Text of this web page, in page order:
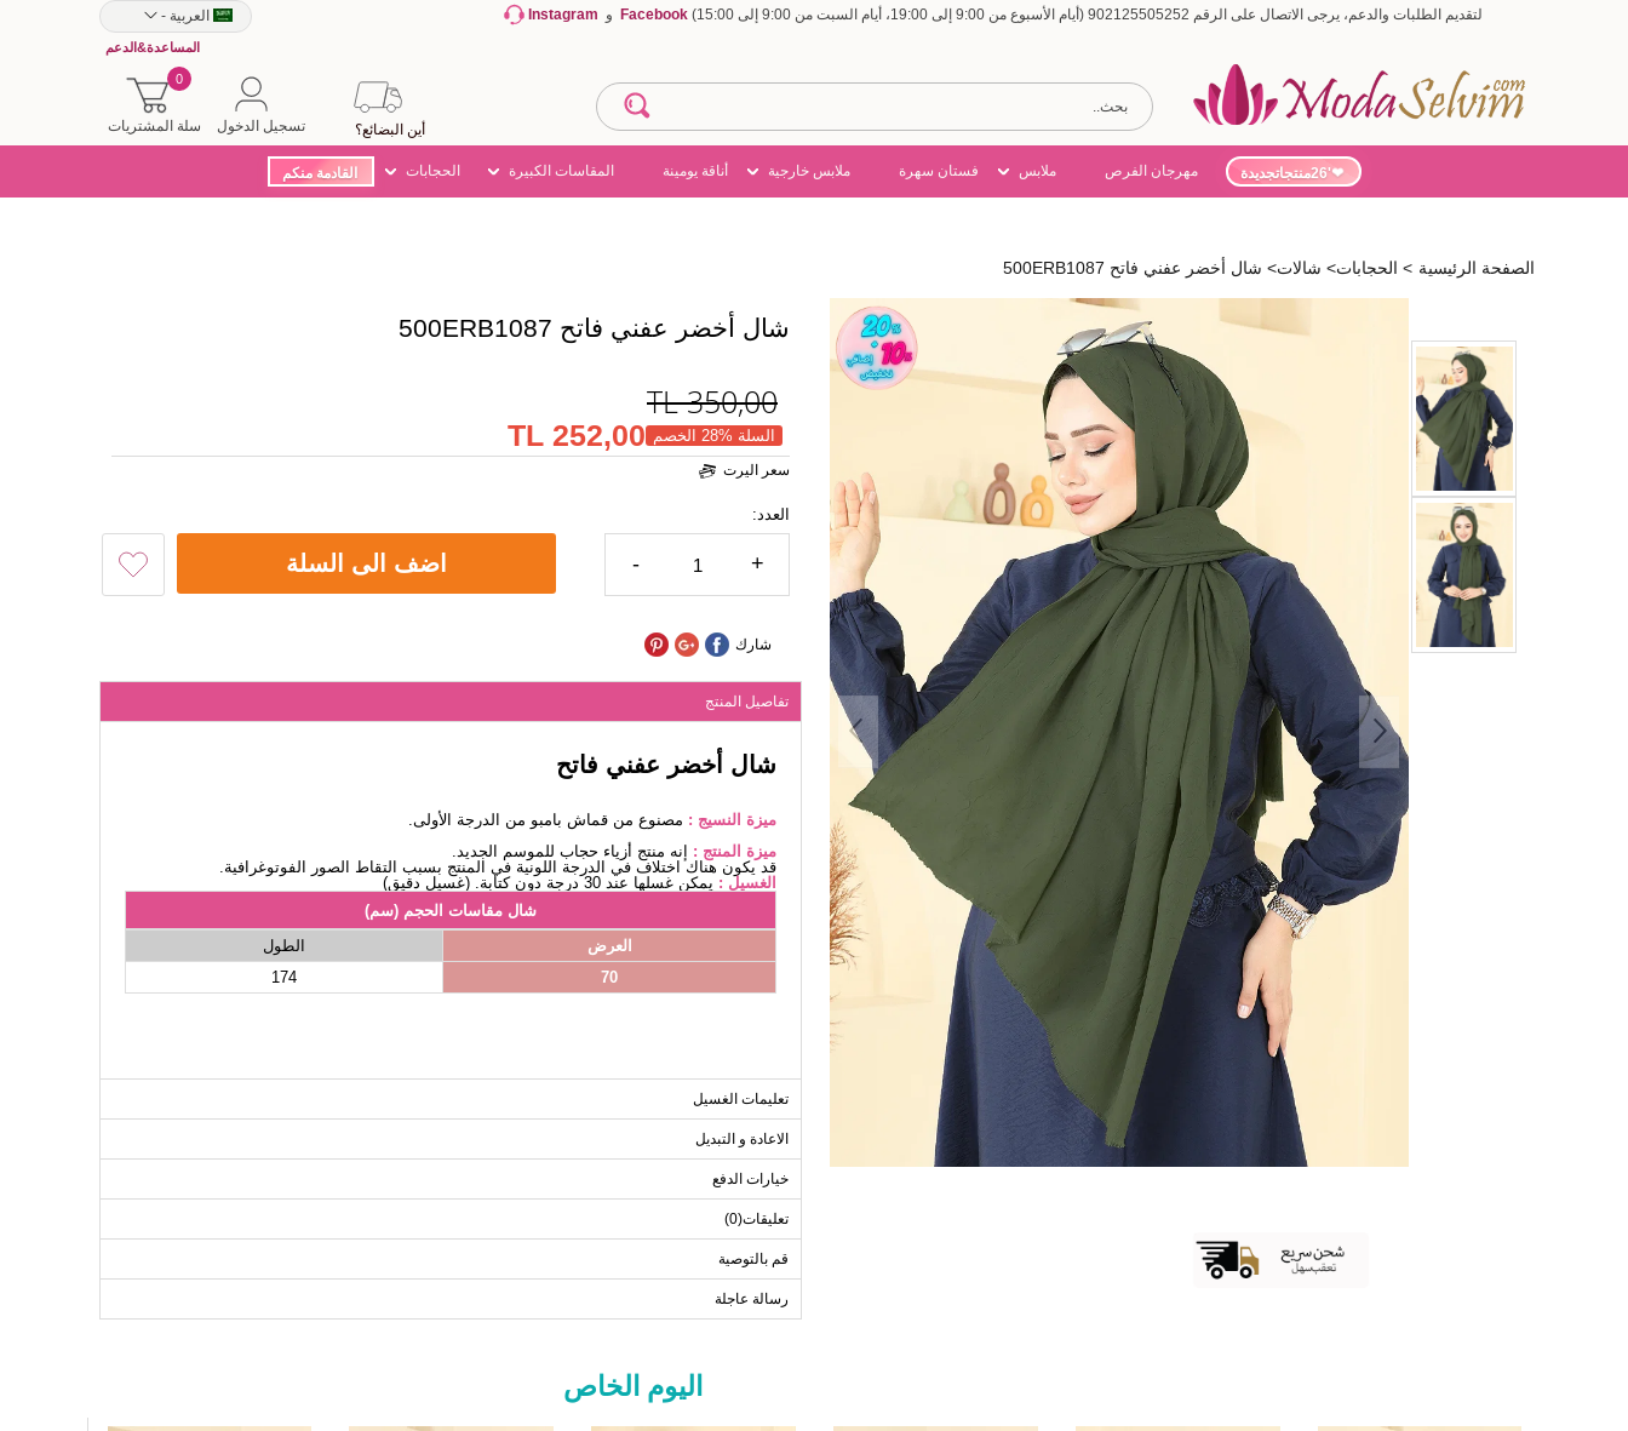
لتقديم الطلبات والدعم، يرجى الاتصال على الرقم 902125505252 (أيام الأسبوع من 9:00 إلى 19:00، أيام السبت من 9:00 إلى 15:00) Facebook و Instagram العربية -
المساعدة&الدعم
سلة المشتريات
0
تسجيل الدخول أين البضائع؟
'26منتجاتجديدة مهرجان الفرص ملابس فستان سهرة ملابس خارجية أناقة يومينة المقاسات الكبيرة الحجابات القادمة منكم
الصفحة الرئيسية > الحجابات> شالات> شال أخضر عفني فاتح 500ERB1087
شال أخضر عفني فاتح 500ERB1087
350,00
TL
السلة %28 الخصم 252,00 TL
سعر اليرت
العدد:
- + اضف الى السلة
شارك
تفاصيل المنتج
شال أخضر عفني فاتح
ميزة النسيج : مصنوع من قماش بامبو من الدرجة الأولى.
ميزة المنتج : إنه منتج أزياء حجاب للموسم الجديد.
قد يكون هناك اختلاف في الدرجة اللونية في المنتج بسبب التقاط الصور الفوتوغرافية.
الغسيل : يمكن غسلها عند 30 درجة دون كتابة. (غسيل دقيق)
شال مقاسات الحجم (سم)
العرض
الطول
70
174
تعليمات الغسيل
الاعادة و التبديل
خيارات الدفع
تعليقات(0)
قم بالتوصية
رسالة عاجلة
اليوم الخاص